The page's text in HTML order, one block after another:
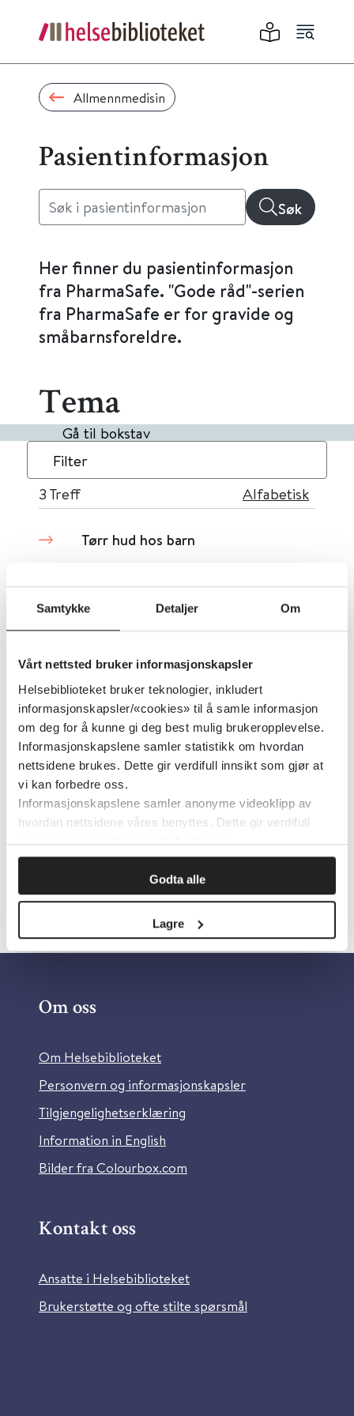
Samtykke Detaljer Om
Vårt nettsted bruker informasjonskapsler
Helsebiblioteket bruker teknologier, inkludert
informasjonskapsler/«cookies» til å samle informasjon
om deg for å kunne gi deg best mulig brukeropplevelse.
Informasjonskapslene samler statistikk om hvordan
nettsidene brukes. Dette gir verdifull innsikt som gjør at
vi kan forbedre oss.
Informasjonskapslene samler anonyme videoklipp av
hvordan nettsidene våres benyttes. Dette gir verdifull
innsikt som gjør at vi kan forbedre oss.
Godta alle
Lagre
Allmennmedisin
Pasientinformasjon
Søk
Her finner du pasientinformasjon
fra PharmaSafe. "Gode råd"-serien
fra PharmaSafe er for gravide og
småbarnsforeldre.
Tema
Gå til bokstav
Filter
3 Treff Alfabetisk
Tørr hud hos barn
gravide
PharmaSafe 2024
Tett nese hos barn
PharmaSafe 2023
Om oss
Om Helsebiblioteket
Personvern og informasjonskapsler
Tilgjengelighetserklæring
Information in English
Bilder fra Colourbox.com
Kontakt oss
Ansatte i Helsebiblioteket
Brukerstøtte og ofte stilte spørsmål